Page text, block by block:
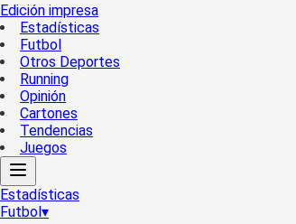
Edición impresa
Estadísticas
Futbol
Otros Deportes
Running
Opinión
Cartones
Tendencias
Juegos
Estadísticas
Futbol▾